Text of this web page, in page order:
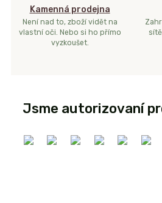
Kamenná prodejna
Není nad to, zboží vidět na
vlastní oči. Nebo si ho přímo
vyzkoušet.
Jsme autorizovaní